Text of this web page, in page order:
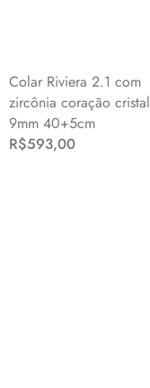
Colar Riviera 2.1 com
zircônia coração cristal
9mm 40+5cm
R$593,00